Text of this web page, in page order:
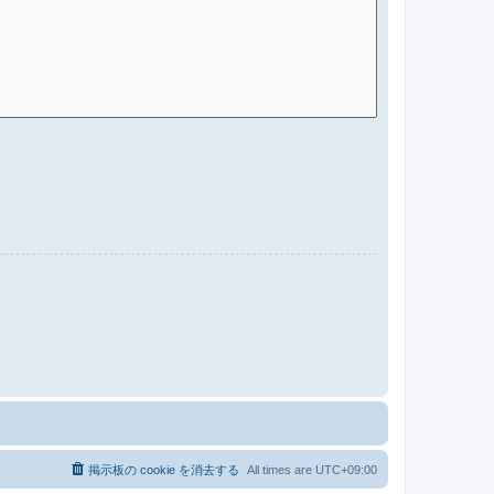
All times are UTC+09:00
掲示板の cookie を消去する